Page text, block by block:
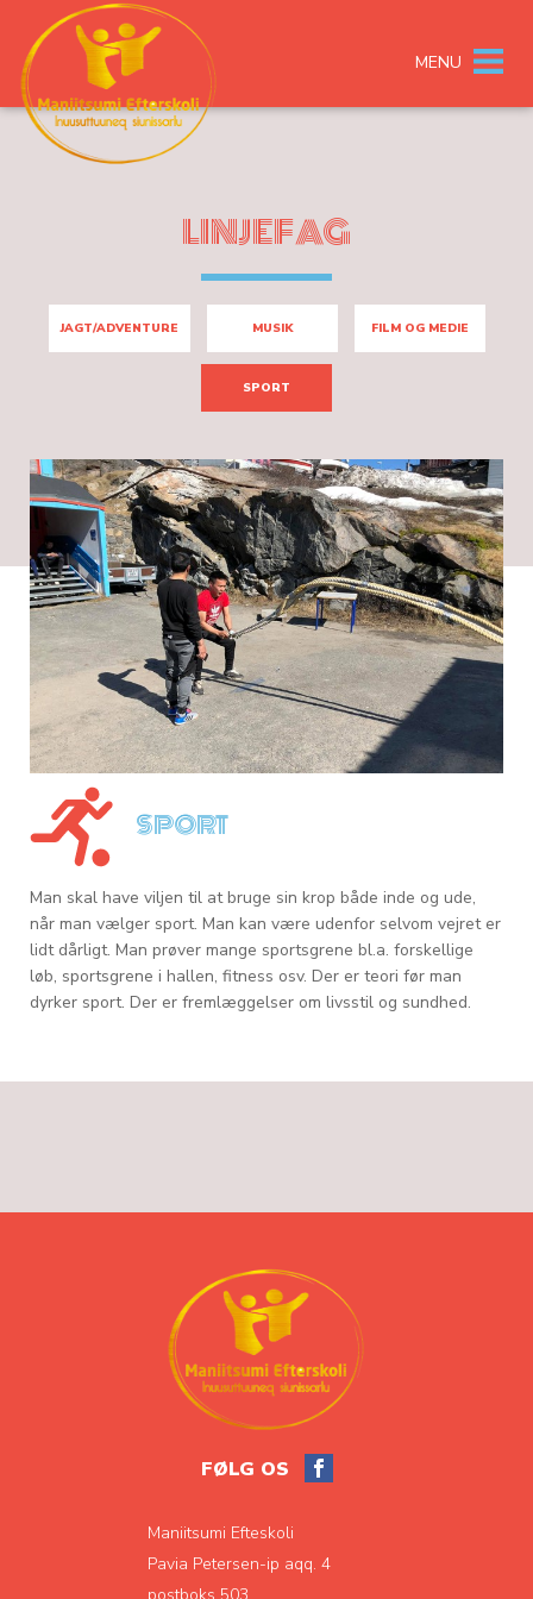
MENU
LINJEFAG
JAGT/ADVENTURE MUSIK FILM OG MEDIE
SPORT
SPORT
Man skal have viljen til at bruge sin krop både inde og ude,
når man vælger sport. Man kan være udenfor selvom vejret er
lidt dårligt. Man prøver mange sportsgrene bl.a. forskellige
løb, sportsgrene i hallen, fitness osv. Der er teori før man
dyrker sport. Der er fremlæggelser om livsstil og sundhed.
FØLG OS
Maniitsumi Efteskoli
Pavia Petersen-ip aqq. 4